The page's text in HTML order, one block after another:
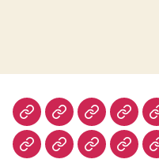
חנות בשר טבעוניסלטים
עוגיותעוף צמחונידגים